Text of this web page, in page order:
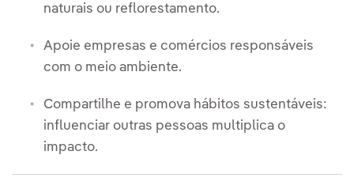
naturais ou reflorestamento.
Apoie empresas e comércios responsáveis
com o meio ambiente.
Compartilhe e promova hábitos sustentáveis:
influenciar outras pessoas multiplica o
impacto.